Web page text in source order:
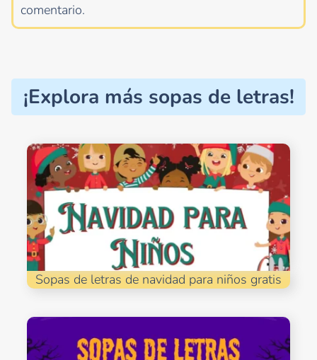
comentario.
¡Explora más sopas de letras!
Sopas de letras de navidad para niños gratis